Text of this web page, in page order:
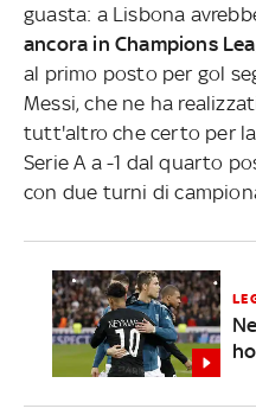
guasta: a Lisbona
ancora in Champions
al primo posto per gol
Messi, che ne ha
tutt'altro che certo per la
Serie A a -1 dal quarto
con due turni di